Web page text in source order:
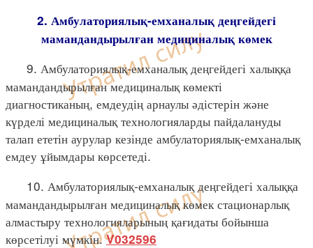
2. Амбулаториялық-емханалық деңгейдегі
мамандандырылған медициналық көмек
9. Амбулаториялық-емханалық деңгейдегі халыққа
мамандандырылған медициналық көмекті
диагностиканың, емдеудің арнаулы әдістерін және
күрделі медициналық технологияларды пайдалануды
талап ететін аурулар кезінде амбулаториялық-емханалық
емдеу ұйымдары көрсетеді.
10. Амбулаториялық-емханалық деңгейдегі халыққа
мамандандырылған медициналық көмек стационарлық
алмастыру технологияларының қағидаты бойынша
көрсетілуі мүмкін.V032596